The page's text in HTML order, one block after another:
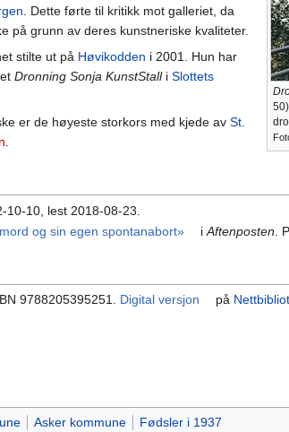
. Dette førte til kritikk mot galleriet, da
på grunn av deres kunstneriske kvaliteter.
stilte ut på Høvikodden i 2001. Hun har
Dronning Sonja KunstStalli Slottets
er de høyeste storkors med kjede av St.
.
10-10, lest 2018-08-23.
og sin egen spontanabort» i Aftenposten .
9788205395251. Digital versjon på
Asker kommune Fødsler i 1937